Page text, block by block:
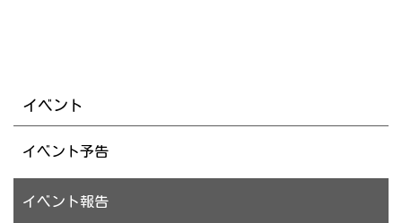
イベント
イベント予告
イベント報告